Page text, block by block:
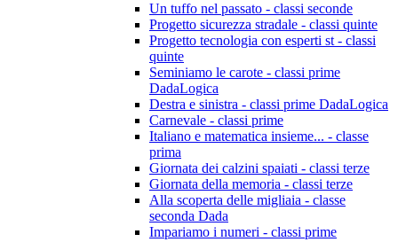
Un tuffo nel passato - classi seconde
Progetto sicurezza stradale - classi quinte
Progetto tecnologia con esperti st - classi
quinte
Seminiamo le carote - classi prime
DadaLogica
Destra e sinistra - classi prime DadaLogica
Carnevale - classi prime
Italiano e matematica insieme... - classe
prima
Giornata dei calzini spaiati - classi terze
Giornata della memoria - classi terze
Alla scoperta delle migliaia - classe
seconda Dada
Impariamo i numeri - classi prime